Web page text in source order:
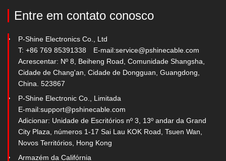
Entre em contato conosco
P-Shine Electronics Co., Ltd
T: +86 769 85391338
E-mail:service@pshinecable.com
Acrescentar: Nº 8, Beiheng Road, Comunidade Shangsha,
Cidade de Chang'an, Cidade de Dongguan, Guangdong,
China. 523867
P-Shine Electronic Co., Limitada
E-mail:support@pshinecable.com
Adicionar: Unidade de Escritórios nº 3, 13º andar da Grand
City Plaza, números 1-17 Sai Lau KOK Road, Tsuen Wan,
Novos Territórios, Hong Kong
Armazém da Califórnia